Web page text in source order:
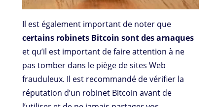
Il est également important de noter que
certains robinets Bitcoin sont des arnaques
et qu’il est important de faire attention à ne
pas tomber dans le piège de sites Web
frauduleux. Il est recommandé de vérifier la
réputation d’un robinet Bitcoin avant de